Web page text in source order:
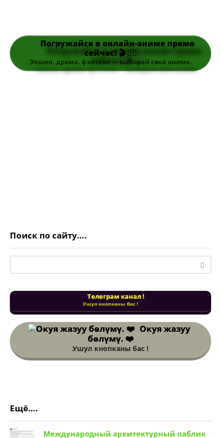
Погружайся в онлайн-аниме прямо
сейчас! 🎬 👆🏻
Экшен, драма, фэнтези — выбирай своё аниме.
Поиск по сайту….
Поиск:
Телеграм канал !
Ушул кнопканы бас !
Окуя жазуу
бөлүмү. ❤️
Ушул кнопканы бас !
Ещё….
Международный архитектурный паблик